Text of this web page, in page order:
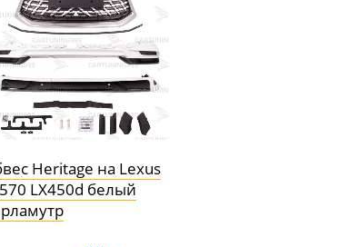
Heritage на Lexus
LX450d белый